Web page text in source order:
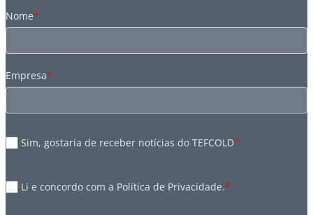
Nome*
Empresa*
Sim, gostaria de receber notícias do TEFCOLD*
Li e concordo com a Política de Privacidade.*